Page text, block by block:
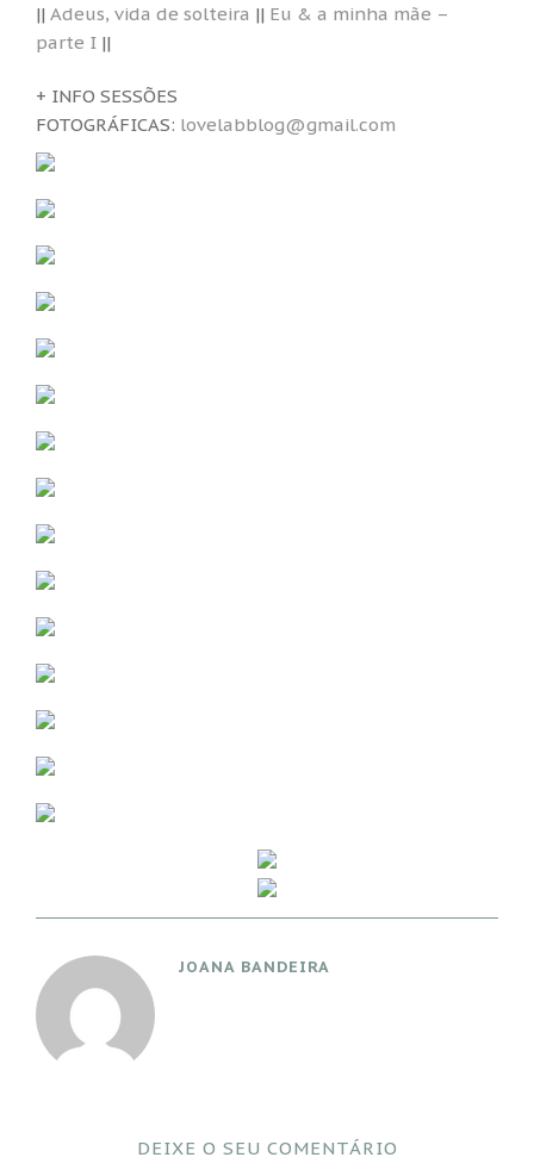
|| Adeus, vida de solteira || Eu & a minha mãe –
parte I ||
+ INFO SESSÕES
FOTOGRÁFICAS: lovelabblog@gmail.com
JOANA BANDEIRA
DEIXE O SEU COMENTÁRIO